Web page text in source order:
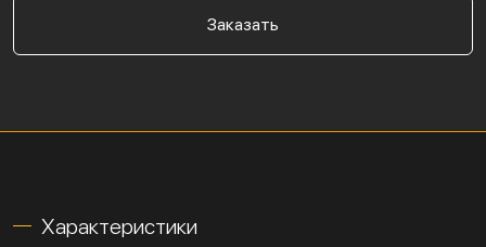
Заказать
Характеристики